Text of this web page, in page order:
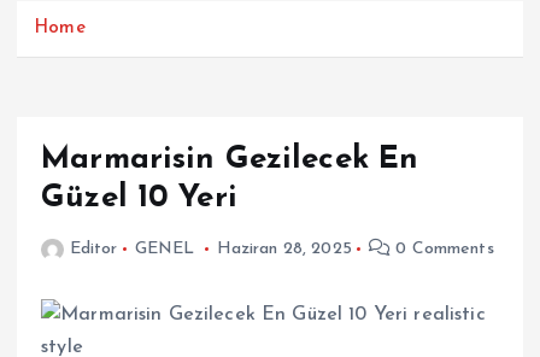
Home
Marmarisin Gezilecek En
Güzel 10 Yeri
Editor GENEL Haziran 28, 2025 0 Comments